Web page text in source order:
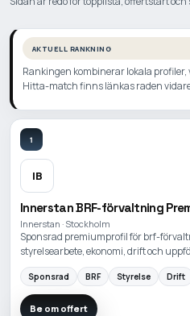
AKTUELL RANKNING
Rankingen kombinerar lokala
Hitta-match finns länkas raden
1
IB
Innerstan BRF-förvaltning
Innerstan · Stockholm
Sponsrad premiumprofil för brf-
styrelsearbete, ekonomi, drift och
Sponsrad BRF Styrelse Drift
Be om offert